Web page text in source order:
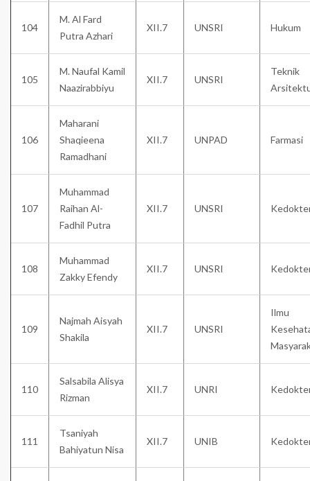
104
M. Al Fard
Putra Azhari
XII.7 UNSRI Hukum
105
M. Naufal Kamil
Naazirabbiyu
XII.7 UNSRI
Teknik
106
Maharani
Shaqieena
Ramadhani
XII.7 UNPAD Farmasi
107
Muhammad
Raihan Al-
Fadhil Putra
XII.7 UNSRI
108
Muhammad
Zakky Efendy
XII.7 UNSRI
109
Najmah Aisyah
Shakila
XII.7 UNSRI
Ilmu
110
Salsabila Alisya
Rizman
XII.7 UNRI
111
Tsaniyah
Bahiyatun Nisa
XII.7 UNIB